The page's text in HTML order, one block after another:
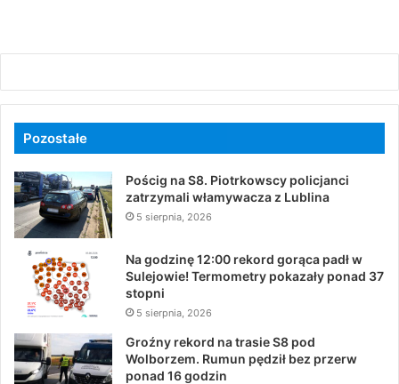
Pozostałe
Pościg na S8. Piotrkowscy policjanci
zatrzymali włamywacza z Lublina
5 sierpnia, 2026
Na godzinę 12:00 rekord gorąca padł w
Sulejowie! Termometry pokazały ponad 37
stopni
5 sierpnia, 2026
Groźny rekord na trasie S8 pod
Wolborzem. Rumun pędził bez przerw
ponad 16 godzin